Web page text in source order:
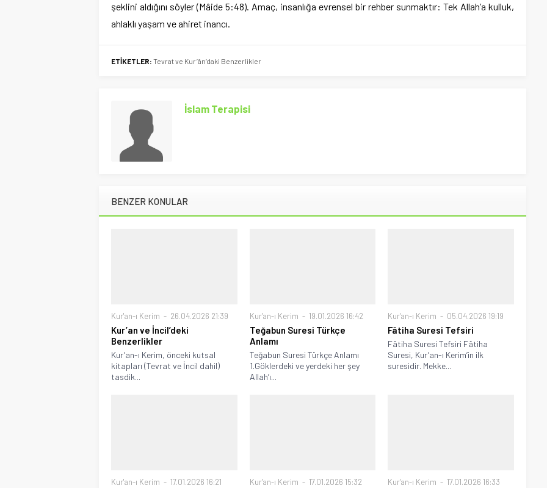
şeklini aldığını söyler (Mâide 5:48). Amaç, insanlığa evrensel bir rehber sunmaktır: Tek Allah’a kulluk,
ahlaklı yaşam ve ahiret inancı.
ETİKETLER: Tevrat ve Kur’ân’daki Benzerlikler
İslam Terapisi
BENZER KONULAR
Kur'an-ı Kerim 26.04.2026 21:39
Kur’an ve İncil’deki
Benzerlikler
Kur’an-ı Kerim, önceki kutsal
kitapları (Tevrat ve İncil dahil)
tasdik...
Kur'an-ı Kerim 19.01.2026 16:42
Teğabun Suresi Türkçe
Anlamı
Teğabun Suresi Türkçe Anlamı
1.Göklerdeki ve yerdeki her şey
Allah’ı...
Kur'an-ı Kerim 05.04.2026 19:19
Fâtiha Suresi Tefsiri
Fâtiha Suresi Tefsiri Fâtiha
Suresi, Kur’an-ı Kerim’in ilk
suresidir. Mekke...
Kur'an-ı Kerim 17.01.2026 16:21 Kur'an-ı Kerim 17.01.2026 15:32 Kur'an-ı Kerim 17.01.2026 16:33